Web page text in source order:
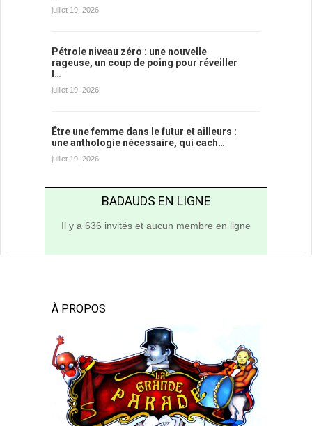
juillet 19, 2026
Pétrole niveau zéro : une nouvelle
rageuse, un coup de poing pour réveiller
l…
juillet 19, 2026
Être une femme dans le futur et ailleurs :
une anthologie nécessaire, qui cach…
juillet 19, 2026
BADAUDS EN LIGNE
Il y a 636 invités et aucun membre en ligne
À PROPOS